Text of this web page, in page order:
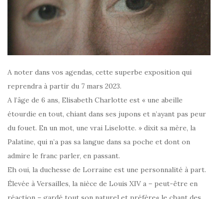
A noter dans vos agendas, cette superbe exposition qui
reprendra à partir du 7 mars 2023.
A l’âge de 6 ans, Elisabeth Charlotte est « une abeille
étourdie en tout, chiant dans ses jupons et n’ayant pas peur
du fouet. En un mot, une vrai Liselotte. » dixit sa mère, la
Palatine, qui n’a pas sa langue dans sa poche et dont on
admire le franc parler, en passant.
Eh oui, la duchesse de Lorraine est une personnalité à part.
Élevée à Versailles, la nièce de Louis XIV a – peut-être en